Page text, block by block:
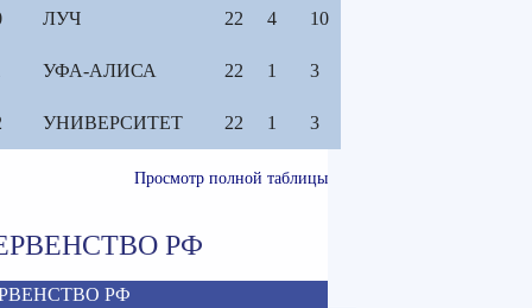
ЛУЧ 22 4 10
УФА-АЛИСА 22 1 3
УНИВЕРСИТЕТ 22 1 3
Просмотр полной таблицы
РФ
РФ